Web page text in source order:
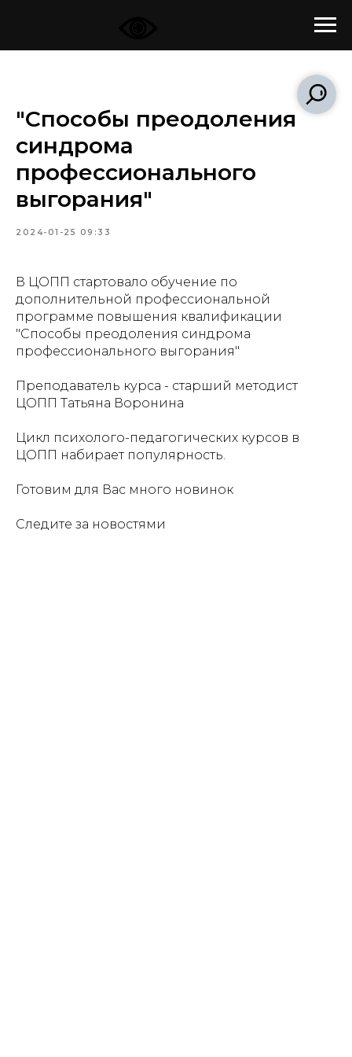
"Способы преодоления
синдрома
профессионального
выгорания"
2024-01-25 09:33
В ЦОПП стартовало обучение по
дополнительной профессиональной
программе повышения квалификации
"Способы преодоления синдрома
профессионального выгорания"
Преподаватель курса - старший методист
ЦОПП Татьяна Воронина
Цикл психолого-педагогических курсов в
ЦОПП набирает популярность.
Готовим для Вас много новинок
Следите за новостями